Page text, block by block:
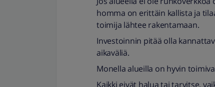
homma on erittäin kallista ja
toimija lähtee rakentamaan.
Investoinnin pitää olla
aikaväliä.
Monella alueilla on hyvin
Kaikki eivät halua tai tarvitse,